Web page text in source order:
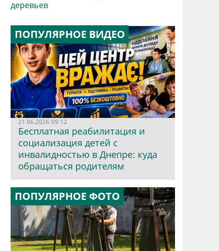
деревьев
ПОПУЛЯРНОЕ ВИДЕО
21.06.2026 09:12
Бесплатная реабилитация и
социализация детей с
инвалидностью в Днепре: куда
обращаться родителям
ПОПУЛЯРНОЕ ФОТО